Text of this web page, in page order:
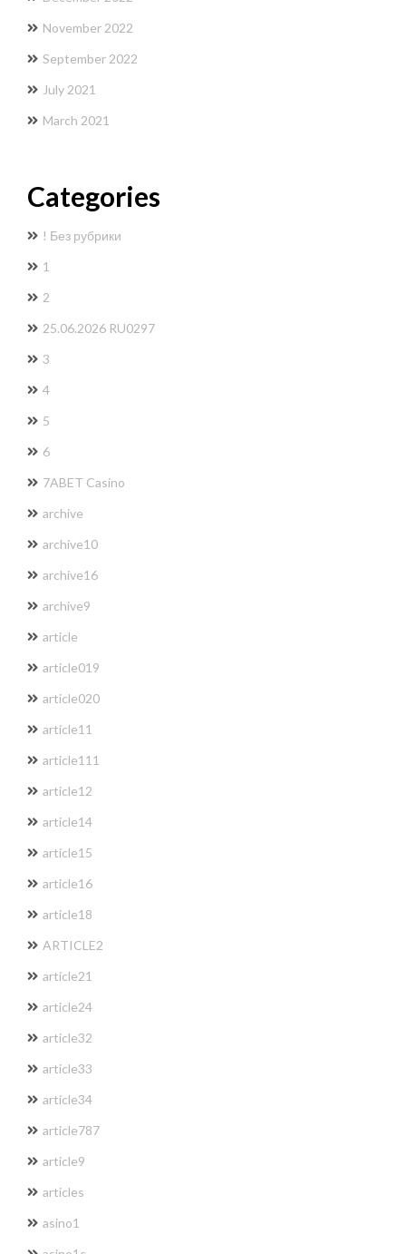
November 2022
September 2022
July 2021
March 2021
Categories
! Без рубрики
1
2
25.06.2026 RU0297
3
4
5
6
7ABET Casino
archive
archive10
archive16
archive9
article
article019
article020
article11
article111
article12
article14
article15
article16
article18
ARTICLE2
article21
article24
article32
article33
article34
article787
article9
articles
asino1